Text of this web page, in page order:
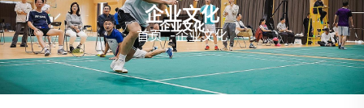
企业文化
首页 -企业文化